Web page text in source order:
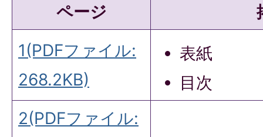
ページ
1(PDFファイル:
268.2KB)
表紙
目次
2(PDFファイル: